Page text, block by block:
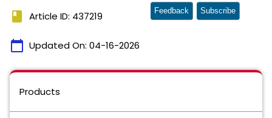
book Article ID: 437219
calendar_today Updated On: 04-16-2026
Feedback Subscribe
Products